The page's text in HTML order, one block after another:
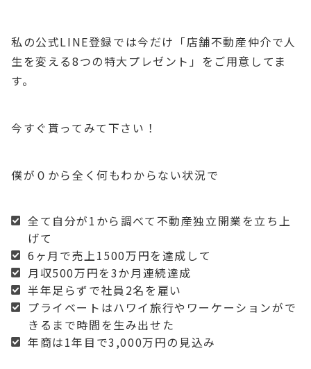
私の公式LINE登録では今だけ「店舗不動産仲介で人
生を変える8つの特大プレゼント」をご用意してま
す。
今すぐ貰ってみて下さい！
僕が０から全く何もわからない状況で
全て自分が1から調べて不動産独立開業を立ち上
げて
6ヶ月で売上1500万円を達成して
月収500万円を3か月連続達成
半年足らずで社員2名を雇い
プライベートはハワイ旅行やワーケーションがで
きるまで時間を生み出せた
年商は1年目で3,000万円の見込み